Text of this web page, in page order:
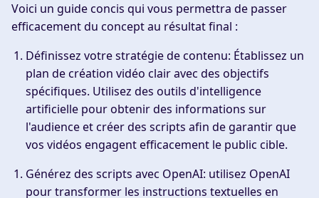
Voici un guide concis qui vous permettra de passer
efficacement du concept au résultat final :
Définissez votre stratégie de contenu: Établissez un
plan de création vidéo clair avec des objectifs
spécifiques. Utilisez des outils d'intelligence
artificielle pour obtenir des informations sur
l'audience et créer des scripts afin de garantir que
vos vidéos engagent efficacement le public cible.
Générez des scripts avec OpenAI: utilisez OpenAI
pour transformer les instructions textuelles en